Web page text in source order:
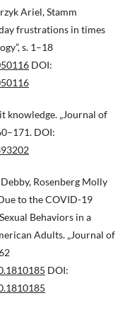
Ariel, Stamm
frustrations in times
s. 1–18
DOI:
knowledge. „Journal of
DOI:
Rosenberg Molly
to the COVID-19
Behaviors in a
Adults. „Journal of
DOI: